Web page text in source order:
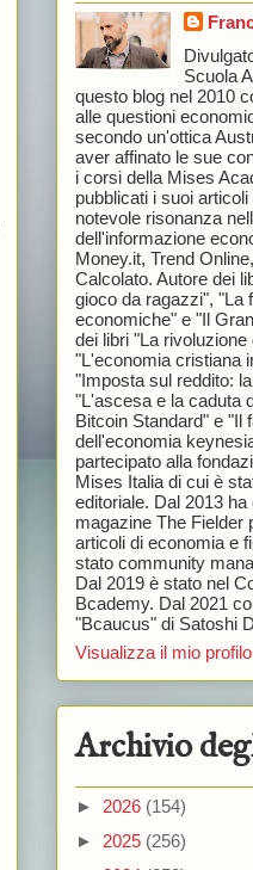
Scuola
questo blog nel 2010
alle questioni
secondo un'ottica
aver affinato le sue
i corsi della Mises
pubblicati i suoi
notevole risonanza
dell'informazione
Money.it, Trend
Calcolato. Autore dei
gioco da ragazzi", "La
economiche" e "Il
dei libri "La rivoluzione
"L'economia cristiana
"Imposta sul reddito:
"L'ascesa e la caduta
Bitcoin Standard" e "Il
dell'economia
partecipato alla
Mises Italia di cui è
editoriale. Dal 2013
magazine The Fielder
articoli di economia e
stato community
Dal 2019 è stato nel
Bcademy. Dal 2021
"Bcaucus" di Satoshi
Visualizza il mio
Archivio
► 2026 (154)
► 2025 (256)